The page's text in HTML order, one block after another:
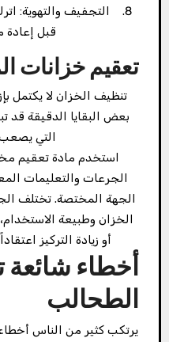
التجفيف والتهوية:
قبل إعادة
تعقيم خزانات
تنظيف الخزان لا يكتمل
بعض البقايا الدقيقة قد
التي يصعب
استخدم مادة تعقيم
الجرعات والتعليمات
الجهة المختصة. تختلف
الخزان وطبيعة
أو زيادة التركيز
أخطاء شائعة
الطحالب
يرتكب كثير من الناس